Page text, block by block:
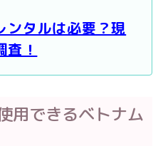
タルは必要？現
！
用できるベトナム